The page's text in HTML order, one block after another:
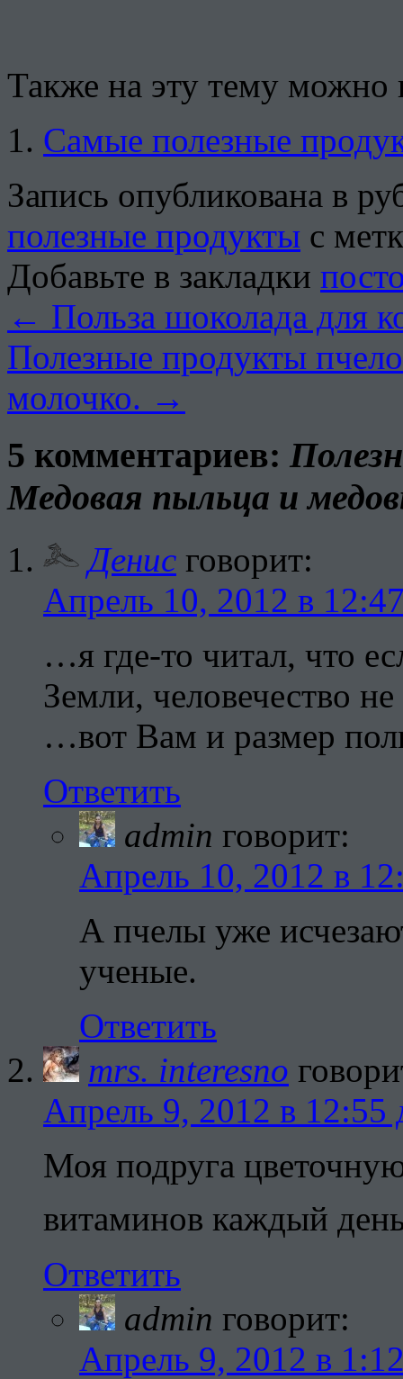
Также на эту тему можно
Самые полезные
Запись опубликована в
полезные продукты с
Добавьте в закладки
← Польза шоколада для
Полезные продукты
молочко. →
5 комментариев:
Медовая пыльца и
Денис говорит:
Апрель 10, 2012 в
…я где-то читал, что
Земли, человечество
…вот Вам и размер
Ответить
admin говорит:
Апрель 10, 2012 в
А пчелы уже
ученые.
Ответить
mrs. interesno
Апрель 9, 2012 в 12:55
Моя подруга
витаминов каждый
Ответить
admin говорит:
Апрель 9, 2012 в